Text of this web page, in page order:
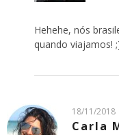
Hehehe, nós
quando viajamos!
18/11/2018
Carla